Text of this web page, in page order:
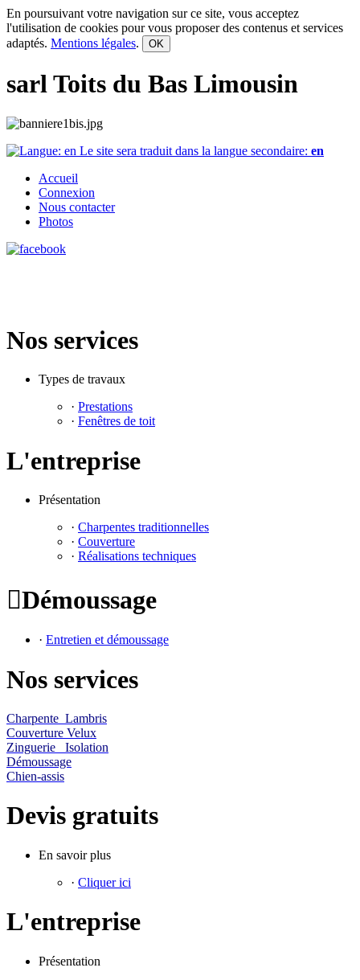
En poursuivant votre navigation sur ce site, vous acceptez
l'utilisation de cookies pour vous proposer des contenus et services
adaptés. Mentions légales. OK
sarl Toits du Bas Limousin
Le site sera traduit dans la langue secondaire: en
Accueil
Connexion
Nous contacter
Photos
Nos services
Types de travaux
· Prestations
· Fenêtres de toit
L'entreprise
Présentation
· Charpentes traditionnelles
· Couverture
· Réalisations techniques
Démoussage
· Entretien et démoussage
Nos services
Charpente Lambris
Couverture Velux
Zinguerie Isolation
Démoussage
Chien-assis
Devis gratuits
En savoir plus
· Cliquer ici
L'entreprise
Présentation